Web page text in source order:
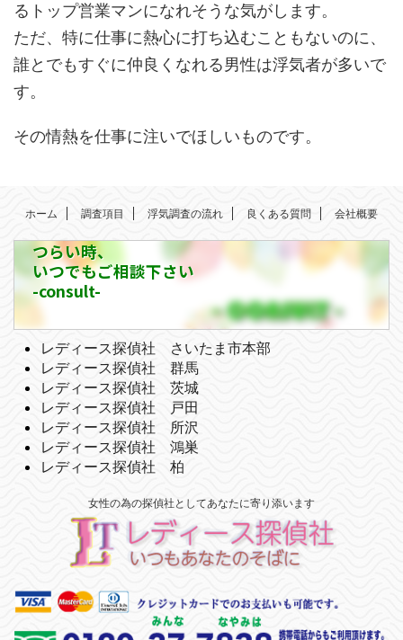
るトップ営業マンになれそうな気がします。
ただ、特に仕事に熱心に打ち込むこともないのに、
誰とでもすぐに仲良くなれる男性は浮気者が多いで
す。
その情熱を仕事に注いでほしいものです。
ホーム 調査項目 浮気調査の流れ 良くある質問 会社概要
つらい時、
いつでもご相談下さい
-consult-
レディース探偵社 さいたま市本部
レディース探偵社 群馬
レディース探偵社 茨城
レディース探偵社 戸田
レディース探偵社 所沢
レディース探偵社 鴻巣
レディース探偵社 柏
女性の為の探偵社としてあなたに寄り添います